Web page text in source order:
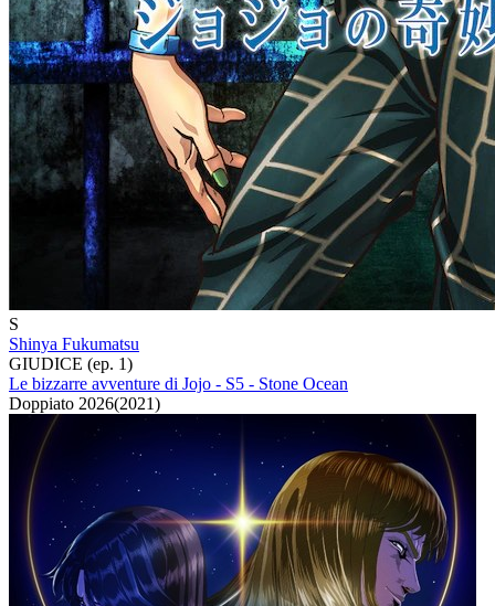
S
Shinya Fukumatsu
GIUDICE (ep. 1)
Le bizzarre avventure di Jojo - S5 - Stone Ocean
Doppiato 2026(2021)